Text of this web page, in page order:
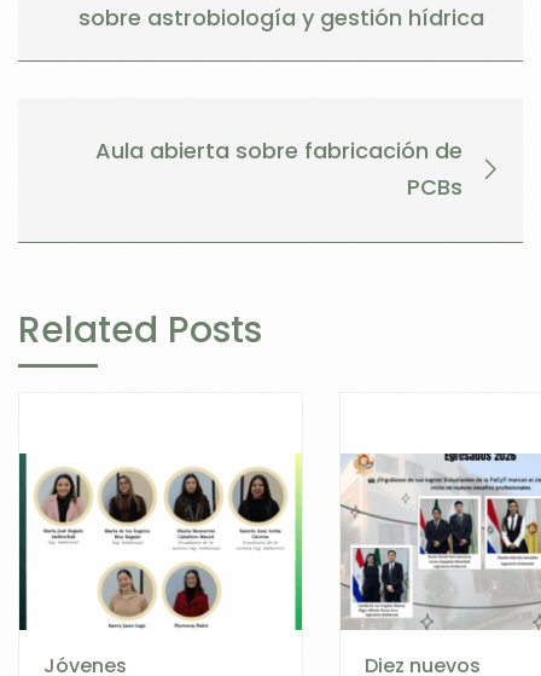
sobre astrobiología y gestión hídrica
Aula abierta sobre fabricación de
PCBs
Related Posts
Jóvenes
Diez nuevos